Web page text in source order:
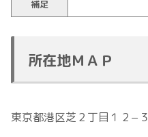
補足
所在地ＭＡＰ
東京都港区芝２丁目１２−３